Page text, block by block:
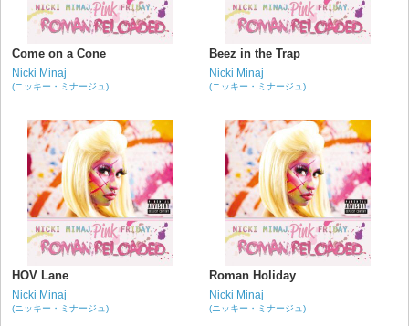
Come on a Cone
Nicki Minaj
(ニッキー・ミナージュ)
Beez in the Trap
Nicki Minaj
(ニッキー・ミナージュ)
HOV Lane
Nicki Minaj
(ニッキー・ミナージュ)
Roman Holiday
Nicki Minaj
(ニッキー・ミナージュ)